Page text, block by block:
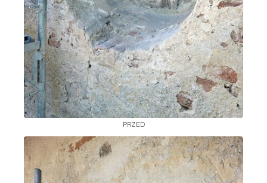
PRZED